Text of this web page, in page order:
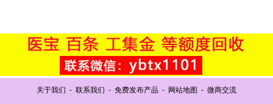
关于我们 - 联系我们 - 免费发布产品 - 网站地图 - 微商交流